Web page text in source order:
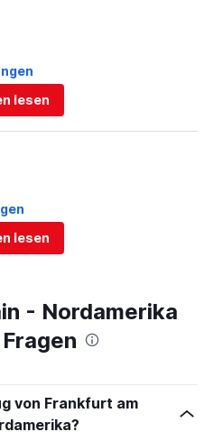
lesen
lesen
- Nordamerika
von Frankfurt am